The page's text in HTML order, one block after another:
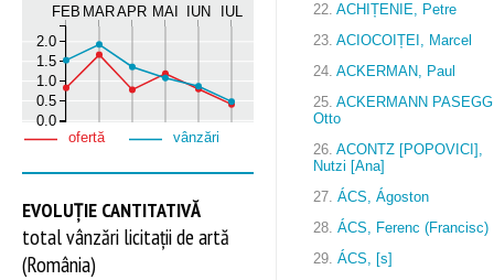
FEB MARAPR MAI IUN IUL
0.0
0.5
1.0
1.5
2.0
ofertă vânzări
EVOLUȚIE CANTITATIVĂ
total vânzări licitații de artă
(România)
22. ACHIȚENIE, Petre
23. ACIOCOIȚEI, Marcel
24. ACKERMAN, Paul
25. ACKERMANN
Otto
26. ACONTZ [POPOVICI],
Nutzi [Ana]
27. ÁCS, Ágoston
28. ÁCS, Ferenc (Francisc)
29. ÁCS, [s]